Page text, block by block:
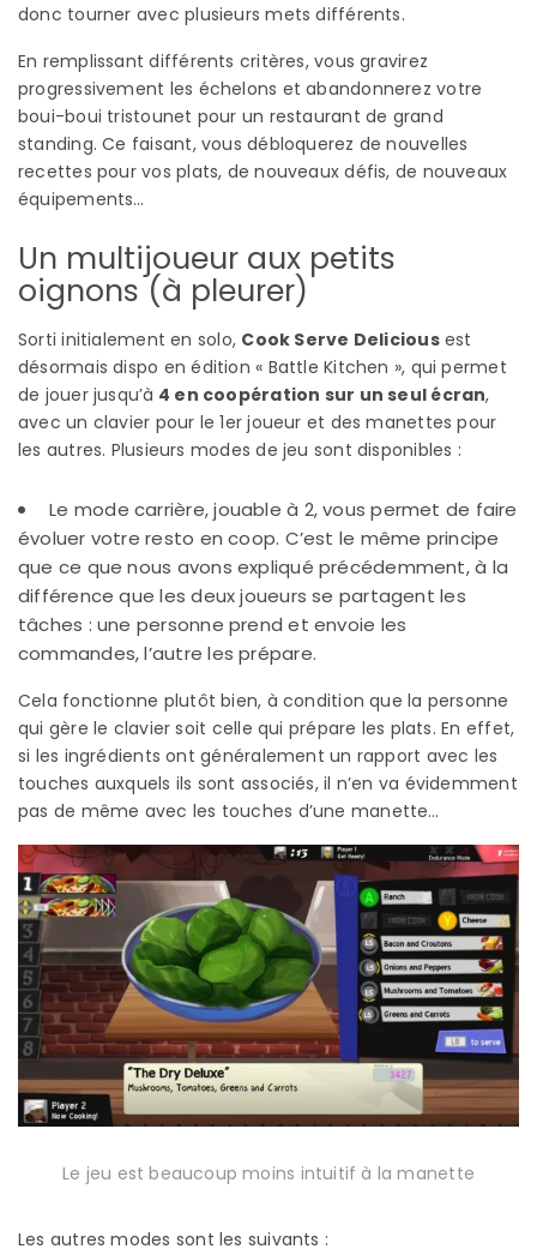
donc tourner avec plusieurs mets différents.
En remplissant différents critères, vous gravirez
progressivement les échelons et abandonnerez votre
boui-boui tristounet pour un restaurant de grand
standing. Ce faisant, vous débloquerez de nouvelles
recettes pour vos plats, de nouveaux défis, de nouveaux
équipements…
Un multijoueur aux petits
oignons (à pleurer)
Sorti initialement en solo, Cook Serve Deliciousest
désormais dispo en édition « Battle Kitchen », qui permet
de jouer jusqu’à 4 en coopération sur un seul écran,
avec un clavier pour le 1er joueur et des manettes pour
les autres. Plusieurs modes de jeu sont disponibles :
Le mode carrière, jouable à 2, vous permet de faire
évoluer votre resto en coop. C’est le même principe
que ce que nous avons expliqué précédemment, à la
différence que les deux joueurs se partagent les
tâches : une personne prend et envoie les
commandes, l’autre les prépare.
Cela fonctionne plutôt bien, à condition que la personne
qui gère le clavier soit celle qui prépare les plats. En effet,
si les ingrédients ont généralement un rapport avec les
touches auxquels ils sont associés, il n’en va évidemment
pas de même avec les touches d’une manette…
Le jeu est beaucoup moins intuitif à la manette
Les autres modes sont les suivants :